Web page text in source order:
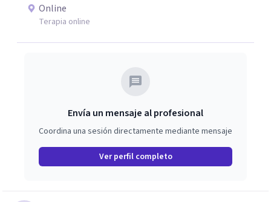
Online
Terapia online
Envía un mensaje al profesional
Coordina una sesión directamente mediante mensaje
Ver perfil completo